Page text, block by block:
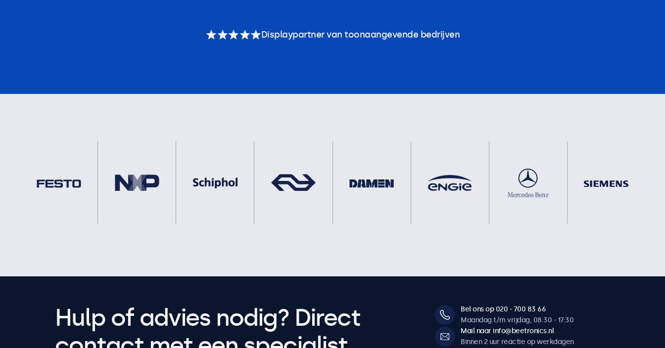
Displaypartner van toonaangevende bedrijven
Hulp of advies nodig? Direct
Bel ons op 020 - 700 83 66
Maandag t/m vrijdag, 08:30 - 17:30
Mail naar info@beetronics.nl
Binnen 2 uur reactie op werkdagen